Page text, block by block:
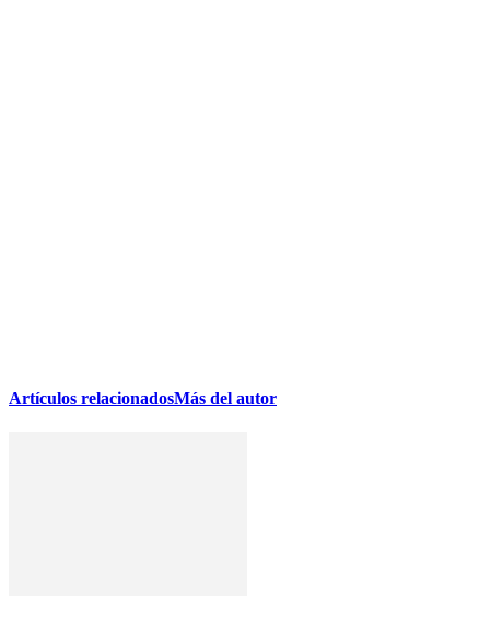
Artículos relacionadosMás del autor